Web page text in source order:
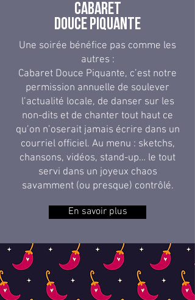
Cabaret
douce piquante
Une soirée bénéfice pas comme les
autres :
Cabaret Douce Piquante, c’est notre
permission annuelle de soulever
l’actualité locale, de danser sur les
non-dits et de chanter tout haut ce
qu’on n’oserait jamais écrire dans un
courriel officiel. Au menu : sketchs,
chansons, vidéos, stand-up… le tout
servi dans un joyeux chaos
savamment (ou presque) contrôlé.
En savoir plus